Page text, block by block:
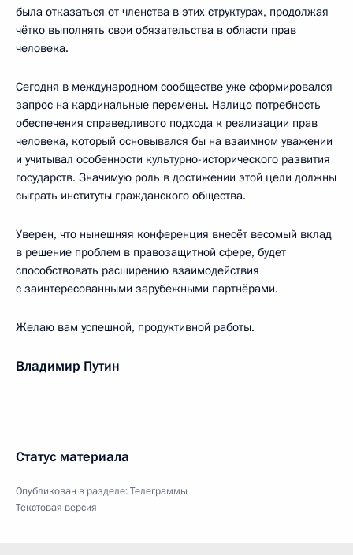
была отказаться от членства в этих структурах, продолжая
чётко выполнять свои обязательства в области прав
человека.
Сегодня в международном сообществе уже сформировался
запрос на кардинальные перемены. Налицо потребность
обеспечения справедливого подхода к реализации прав
человека, который основывался бы на взаимном уважении
и учитывал особенности культурно-исторического развития
государств. Значимую роль в достижении этой цели должны
сыграть институты гражданского общества.
Уверен, что нынешняя конференция внесёт весомый вклад
в решение проблем в правозащитной сфере, будет
способствовать расширению взаимодействия
с заинтересованными зарубежными партнёрами.
Желаю вам успешной, продуктивной работы.
Владимир Путин
Статус материала
Опубликован в разделе:Телеграммы
Текстовая версия